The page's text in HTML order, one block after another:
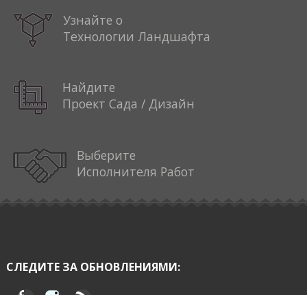
Узнайте о
Технологии Ландшафта
Найдите
Проект Сада / Дизайн
Выберите
Исполнителя Работ
СЛЕДИТЕ ЗА ОБНОВЛЕНИЯМИ: